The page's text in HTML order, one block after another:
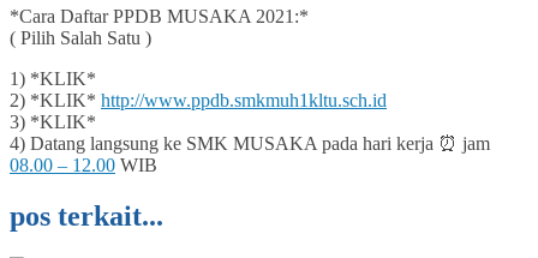
*Cara Daftar PPDB MUSAKA 2021:*
( Pilih Salah Satu )
1) *KLIK*
2) *KLIK* http://www.ppdb.smkmuh1kltu.sch.id
3) *KLIK*
4) Datang langsung ke SMK MUSAKA pada hari kerja ⏰ jam
08.00 – 12.00 WIB
pos terkait...